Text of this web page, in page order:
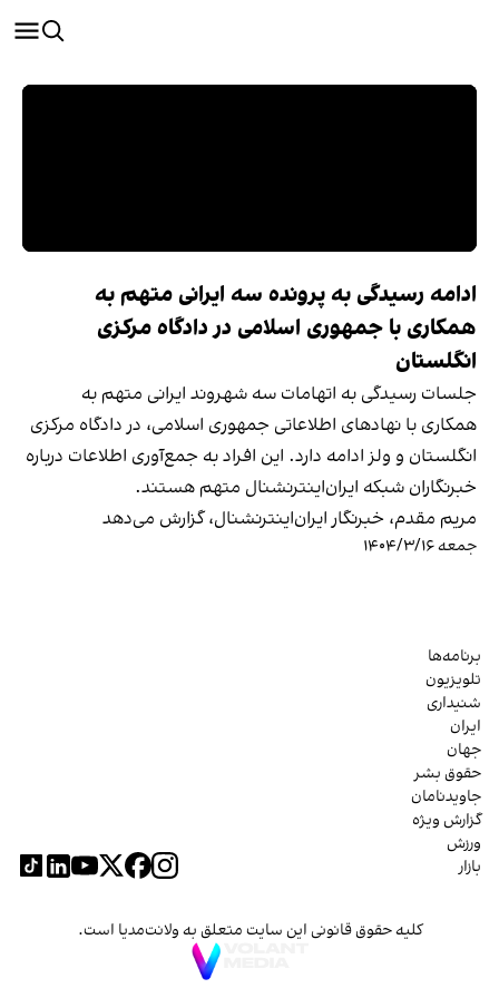
ادامه رسیدگی به پرونده سه ایرانی متهم به
همکاری با جمهوری اسلامی در دادگاه مرکزی
انگلستان
جلسات رسیدگی به اتهامات سه شهروند ایرانی متهم به
همکاری با نهادهای اطلاعاتی جمهوری اسلامی، در دادگاه مرکزی
انگلستان و ولز ادامه دارد. این افراد به جمع‌آوری اطلاعات درباره
خبرنگاران شبکه ایران‌اینترنشنال متهم هستند.
مریم مقدم، خبرنگار ایران‌اینترنشنال، گزارش می‌دهد
جمعه ۱۴۰۴/۳/۱۶
برنامه‌ها
تلویزیون
شنیداری
ایران
جهان
حقوق بشر
جاویدنامان
گزارش ویژه
ورزش
بازار
کلیه حقوق قانونی این سایت متعلق به ولانت‌مدیا است.